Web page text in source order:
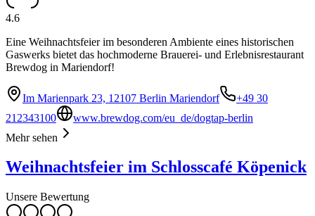
4.6
Eine Weihnachtsfeier im besonderen Ambiente eines historischen
Gaswerks bietet das hochmoderne Brauerei- und Erlebnisrestaurant
Brewdog in Mariendorf!
Im Marienpark 23, 12107 Berlin Mariendorf
+49 30
212343100
www.brewdog.com/eu_de/dogtap-berlin
Mehr sehen
Weihnachtsfeier im Schlosscafé Köpenick
Unsere Bewertung